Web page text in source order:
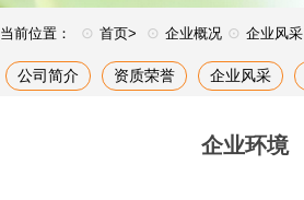
当前位置： ⊙ 首页> ⊙ 企业概况 ⊙ 企业风采
公司简介 资质荣誉 企业风采
企业环境